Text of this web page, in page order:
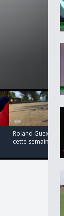
Roland Guex teste
cette semaine la...